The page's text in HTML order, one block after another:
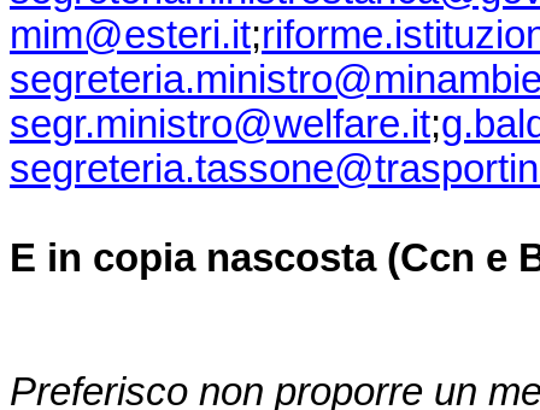
mim@esteri.it;
segr.ministro@welfare.it;
E in copia nascosta (Ccn e
Preferisco non proporre un